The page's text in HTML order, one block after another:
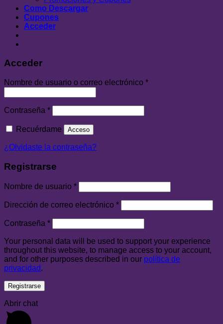
Como Descargar
Cupones
Acceder
Acceder
Nombre de usuario o correo electrónico *
Contraseña *
Recuérdame Acceso
¿Olvidaste la contraseña?
Registrarse
Nombre de usuario *
Dirección de correo electrónico *
Contraseña *
Your personal data will be used to support your experience
throughout this website, to manage access to your account,
and for other purposes described in our política de
privacidad.
Registrarse
Abrir chat